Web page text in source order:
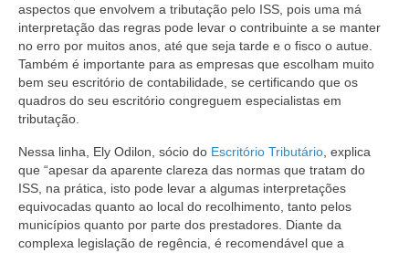
aspectos que envolvem a tributação pelo ISS, pois uma má
interpretação das regras pode levar o contribuinte a se manter
no erro por muitos anos, até que seja tarde e o fisco o autue.
Também é importante para as empresas que escolham muito
bem seu escritório de contabilidade, se certificando que os
quadros do seu escritório congreguem especialistas em
tributação.
Nessa linha, Ely Odilon, sócio do Escritório Tributário , explica
que “apesar da aparente clareza das normas que tratam do
ISS, na prática, isto pode levar a algumas interpretações
equivocadas quanto ao local do recolhimento, tanto pelos
municípios quanto por parte dos prestadores. Diante da
complexa legislação de regência, é recomendável que a